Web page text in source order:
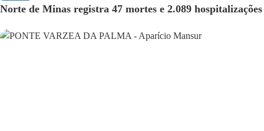
Norte de Minas registra 47 mortes e 2.089 hospitalizações